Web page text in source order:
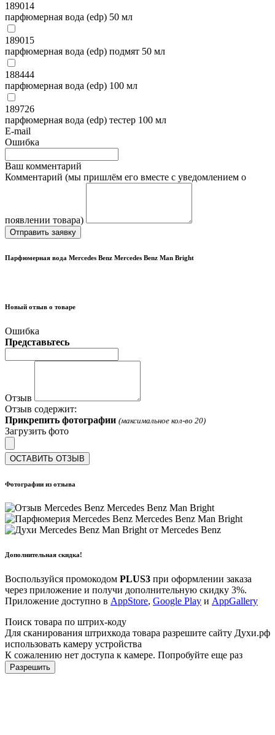
189014
парфюмерная вода (edp) 50 мл
189015
парфюмерная вода (edp) подмят 50 мл
188444
парфюмерная вода (edp) 100 мл
189726
парфюмерная вода (edp) тестер 100 мл
E-mail
Ошибка
Ваш комментарий
Комментарий (мы пришлём его вместе с уведомлением о
появлении товара)
Отправить заявку
Парфюмерная вода Mercedes Benz Mercedes Benz Man Bright
Новый отзыв о товаре
Ошибка
Представьтесь
Отзыв
Отзыв содержит:
Прикрепить фотографии (максимальное кол-во 20)
Загрузить фото
ОСТАВИТЬ ОТЗЫВ
Фотографии из отзыва
Дополнительная скидка!
Воспользуйся промокодом PLUS3 при оформлении заказа
через приложение и получи дополнительную скидку 3%.
Приложение доступно в AppStore, Google Play и AppGallery
Поиск товара по штрих-коду
Для сканирования штрихкода товара разрешите сайту Духи.рф
использовать камеру устройства
К сожалению нет доступа к камере. Попробуйте еще раз
Разрешить